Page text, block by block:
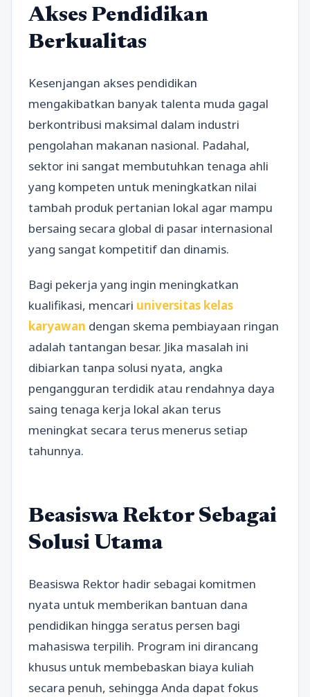
Akses Pendidikan
Berkualitas
Kesenjangan akses pendidikan
mengakibatkan banyak talenta muda gagal
berkontribusi maksimal dalam industri
pengolahan makanan nasional. Padahal,
sektor ini sangat membutuhkan tenaga ahli
yang kompeten untuk meningkatkan nilai
tambah produk pertanian lokal agar mampu
bersaing secara global di pasar internasional
yang sangat kompetitif dan dinamis.
Bagi pekerja yang ingin meningkatkan
kualifikasi, mencari universitas kelas
karyawan dengan skema pembiayaan ringan
adalah tantangan besar. Jika masalah ini
dibiarkan tanpa solusi nyata, angka
pengangguran terdidik atau rendahnya daya
saing tenaga kerja lokal akan terus
meningkat secara terus menerus setiap
tahunnya.
Beasiswa Rektor Sebagai
Solusi Utama
Beasiswa Rektor hadir sebagai komitmen
nyata untuk memberikan bantuan dana
pendidikan hingga seratus persen bagi
mahasiswa terpilih. Program ini dirancang
khusus untuk membebaskan biaya kuliah
secara penuh, sehingga Anda dapat fokus